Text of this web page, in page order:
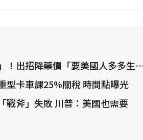
出招降藥價「要美國人多多生娃」
型卡車課25%關稅 時間點曝光
戰斧」失敗 川普：美國也需要